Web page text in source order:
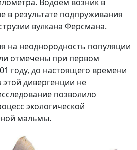
Водоем возник в
в результате подпруживания
вулкана Ферсмана.
на неоднородность популяции
отмечены при первом
году, до настоящего времени
дивергенции не
позволило
экологической
мальмы.